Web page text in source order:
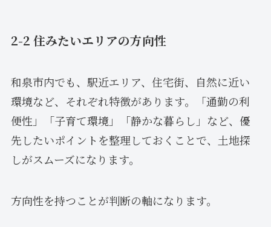
2-2 住みたいエリアの方向性
和泉市内でも、駅近エリア、住宅街、自然に近い
環境など、それぞれ特徴があります。「通勤の利
便性」「子育て環境」「静かな暮らし」など、優
先したいポイントを整理しておくことで、土地探
しがスムーズになります。
方向性を持つことが判断の軸になります。